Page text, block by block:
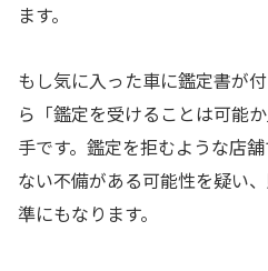
ます。
もし気に入った車に鑑定書が
ら「鑑定を受けることは可能
手です。鑑定を拒むような店
ない不備がある可能性を疑い
準にもなります。